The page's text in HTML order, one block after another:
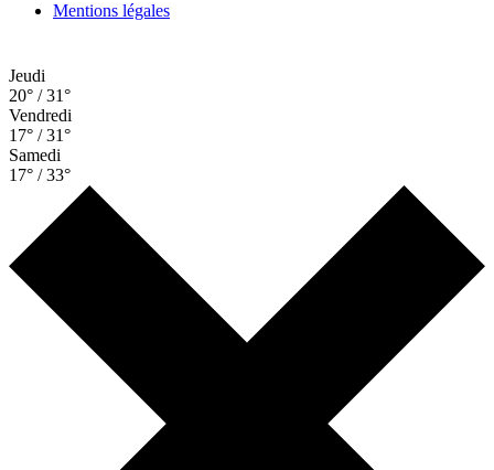
Mentions légales
Jeudi
20° / 31°
Vendredi
17° / 31°
Samedi
17° / 33°